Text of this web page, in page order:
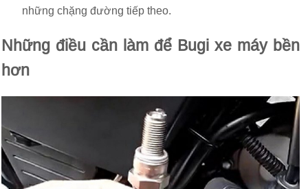
những chặng đường tiếp theo.
Những điều cần làm để Bugi xe máy bền
hơn